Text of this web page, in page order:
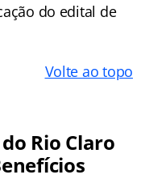
do edital de
Volte ao topo
Rio Claro